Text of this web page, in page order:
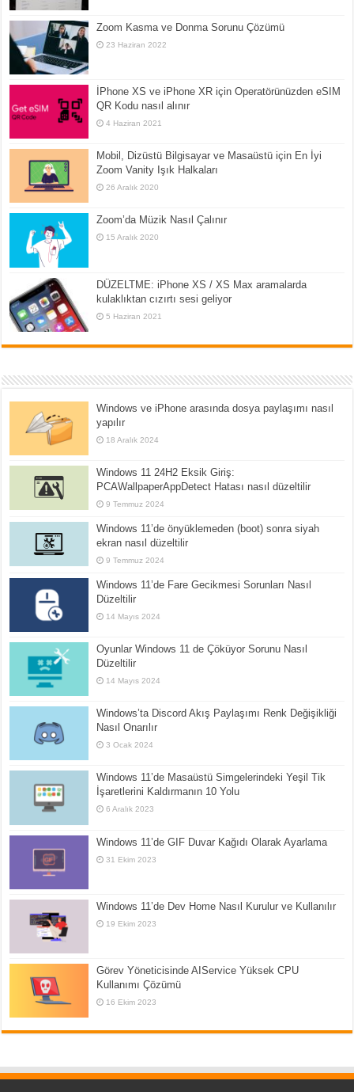
Zoom Kasma ve Donma Sorunu Çözümü
23 Haziran 2022
İPhone XS ve iPhone XR için Operatörünüzden eSIM
QR Kodu nasıl alınır
4 Haziran 2021
Mobil, Dizüstü Bilgisayar ve Masaüstü için En İyi
Zoom Vanity Işık Halkaları
26 Aralık 2020
Zoom’da Müzik Nasıl Çalınır
15 Aralık 2020
DÜZELTME: iPhone XS / XS Max aramalarda
kulaklıktan cızırtı sesi geliyor
5 Haziran 2021
Windows ve iPhone arasında dosya paylaşımı nasıl
yapılır
18 Aralık 2024
Windows 11 24H2 Eksik Giriş:
PCAWallpaperAppDetect Hatası nasıl düzeltilir
9 Temmuz 2024
Windows 11’de önyüklemeden (boot) sonra siyah
ekran nasıl düzeltilir
9 Temmuz 2024
Windows 11’de Fare Gecikmesi Sorunları Nasıl
Düzeltilir
14 Mayıs 2024
Oyunlar Windows 11 de Çöküyor Sorunu Nasıl
Düzeltilir
14 Mayıs 2024
Windows’ta Discord Akış Paylaşımı Renk Değişikliği
Nasıl Onarılır
3 Ocak 2024
Windows 11’de Masaüstü Simgelerindeki Yeşil Tik
İşaretlerini Kaldırmanın 10 Yolu
6 Aralık 2023
Windows 11’de GIF Duvar Kağıdı Olarak Ayarlama
31 Ekim 2023
Windows 11’de Dev Home Nasıl Kurulur ve Kullanılır
19 Ekim 2023
Görev Yöneticisinde AIService Yüksek CPU
Kullanımı Çözümü
16 Ekim 2023